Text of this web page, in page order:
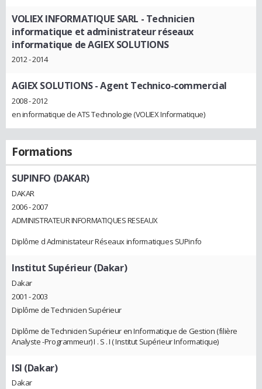
VOLIEX INFORMATIQUE SARL - Technicien
informatique et administrateur réseaux
informatique de AGIEX SOLUTIONS
2012 - 2014
AGIEX SOLUTIONS- Agent Technico-commercial
2008 - 2012
en informatique de ATS Technologie (VOLIEX Informatique)
Formations
SUPINFO (DAKAR)
DAKAR
2006 - 2007
ADMINISTRATEUR INFORMATIQUES RESEAUX
Diplôme d Administateur Réseaux informatiques SUPinfo
Institut Supérieur (Dakar)
Dakar
2001 - 2003
Diplôme de Technicien Supérieur
Diplôme de Technicien Supérieur en Informatique de Gestion (filière
Analyste -Programmeur) I . S . I ( Institut Supérieur Informatique)
ISI (Dakar)
Dakar